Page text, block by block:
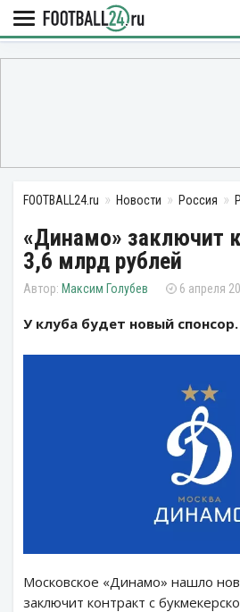
FOOTBALL24.ru Новости Россия
«Динамо» заключит
3,6 млрд рублей
Максим Голубев 6 апреля
У клуба будет новый спонсор.
Московское «Динамо» нашло
заключит контракт с